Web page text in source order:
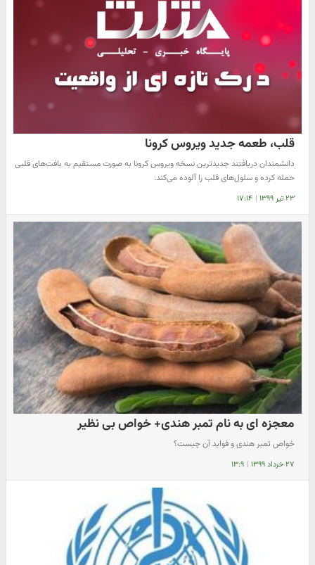
قلب، طعمه جدید ویروس کرونا
دانشمندان دریافتند جدیدترین نسخه ویروس کرونا به صورت مستقیم به بافت‌های قلبی
حمله کرده و سلول‌های قلب را آلوده می‌کند.
۲۳ تیر ۱۳۹۹ | ۱۷:۱۴
معجزه ای به نام تمبر هندی+ خواص بی نظیر
خواص تمبر هندی و فواید آن چیست؟
۲۷ خرداد ۱۳۹۹ | ۱۳:۹